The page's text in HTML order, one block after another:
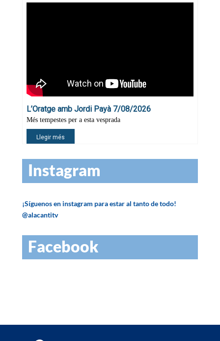
Instagram
¡Síguenos en instagram para estar al tanto de todo!
@alacantitv
Facebook